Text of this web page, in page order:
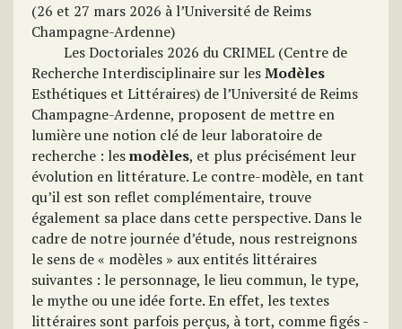
(26 et 27 mars 2026 à l’Université de Reims
Champagne-Ardenne)
Les Doctoriales 2026 du CRIMEL (Centre de
Recherche Interdisciplinaire sur lesModèles
Esthétiques et Littéraires) de l’Université de Reims
Champagne-Ardenne, proposent de mettre en
lumière une notion clé de leur laboratoire de
recherche : lesmodèles, et plus précisément leur
évolution en littérature. Le contre-modèle, en tant
qu’il est son reflet complémentaire, trouve
également sa place dans cette perspective. Dans le
cadre de notre journée d’étude, nous restreignons
le sens de « modèles » aux entités littéraires
suivantes : le personnage, le lieu commun, le type,
le mythe ou une idée forte. En effet, les textes
littéraires sont parfois perçus, à tort, comme figés -